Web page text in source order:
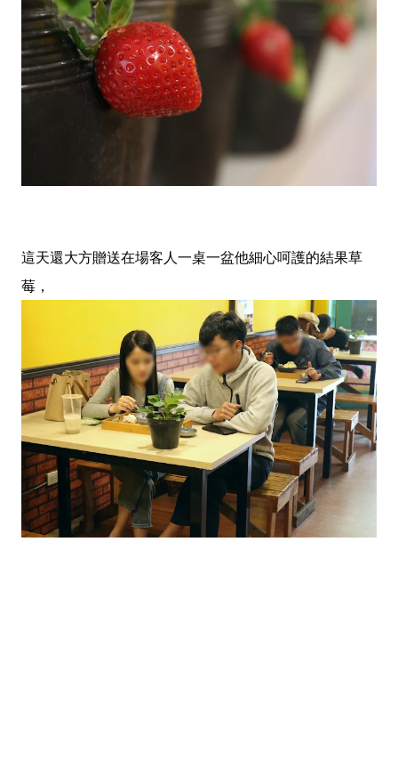
這天還大方贈送在場客人一桌一盆他細心呵護的結果草
莓，